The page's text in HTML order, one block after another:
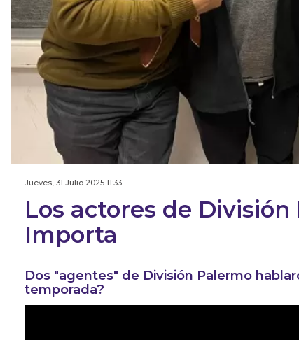
Jueves, 31 Julio 2025 11:33
Los actores de
Importa
Dos "agentes" de División Palermo
temporada?